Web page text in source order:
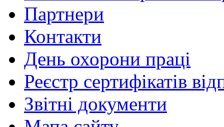
Партнери
Контакти
День охорони праці
Реєстр сертифікатів
Звітні документи